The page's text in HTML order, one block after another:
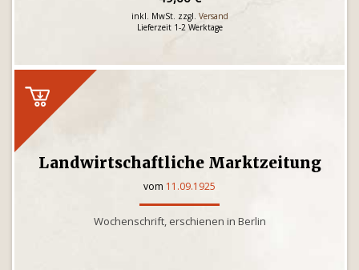
inkl. MwSt. zzgl. Versand
Lieferzeit 1-2 Werktage
Landwirtschaftliche Marktzeitung
vom 11.09.1925
Wochenschrift, erschienen in Berlin